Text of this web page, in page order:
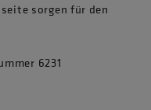
sorgen für den
6231